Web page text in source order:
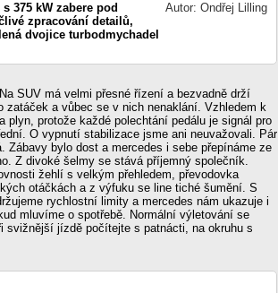
375 kW zabere pod
zpracování detailů,
dvojice turbodmychadel
Autor: Ondřej Lilling
SUV má velmi přesné řízení a bezvadně drží
zatáček a vůbec se v nich nenaklání. Vzhledem k
protože každé polechtání pedálu je signál pro
O vypnutí stabilizace jsme ani neuvažovali. Pár
Zábavy bylo dost a mercedes i sebe přepínáme ze
Z divoké šelmy se stává příjemný společník.
žehlí s velkým přehledem, převodovka
otáčkách a z výfuku se line tiché šumění. S
rychlostní limity a mercedes nám ukazuje i
mluvíme o spotřebě. Normální výletování se
svižnější jízdě počítejte s patnácti, na okruhu s